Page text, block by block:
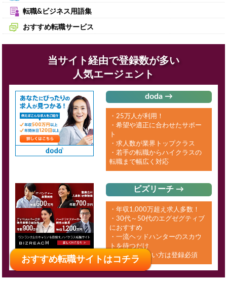
おすすめ転職サイトはコチラ
転職&ビジネス用語集
おすすめ転職サービス
当サイト経由で登録数が多い
人気エージェント
doda →
・25万人が利用！
・希望や適正に合わせたサポー
ト
・求人数が業界トップクラス
・若手の転職からハイクラスの
転職まで幅広く対応
ビズリーチ →
・年収1,000万超え求人多数！
・30代～50代のエグゼグティブ
におすすめ
・一流ヘッドハンターのスカウ
トを待つだけ
・年収UPしたい方は登録必須
おすすめ転職サイトはコチラ